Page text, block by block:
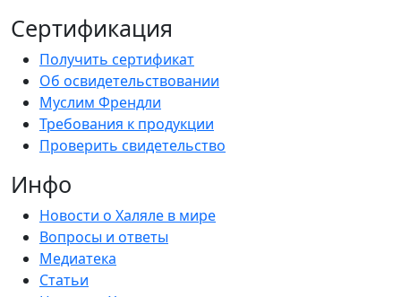
Сертификация
Получить сертификат
Об освидетельствовании
Муслим Френдли
Требования к продукции
Проверить свидетельство
Инфо
Новости о Халяле в мире
Вопросы и ответы
Медиатека
Статьи